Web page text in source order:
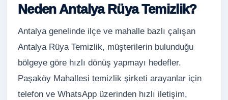
Neden Antalya Rüya Temizlik?
Antalya genelinde ilçe ve mahalle bazlı çalışan
Antalya Rüya Temizlik, müşterilerin bulunduğu
bölgeye göre hızlı dönüş yapmayı hedefler.
Paşaköy Mahallesi temizlik şirketi arayanlar için
telefon ve WhatsApp üzerinden hızlı iletişim,